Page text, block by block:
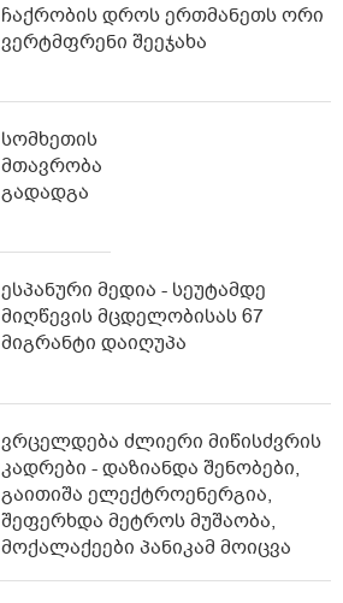
ჩაქრობის დროს ერთმანეთს ორი
ვერტმფრენი შეეჯახა
სომხეთის
მთავრობა
გადადგა
ესპანური მედია - სეუტამდე
მიღწევის მცდელობისას 67
მიგრანტი დაიღუპა
ვრცელდება ძლიერი მიწისძვრის
კადრები - დაზიანდა შენობები,
გაითიშა ელექტროენერგია,
შეფერხდა მეტროს მუშაობა,
მოქალაქეები პანიკამ მოიცვა